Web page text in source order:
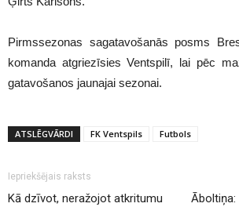
Pirmssezonas sagatavošanās posms
komanda atgriezīsies Ventspilī, lai pēc
gatavošanos jaunajai sezonai.
ATSLĒGVĀRDI FK Ventspils Futbols
Iepriekšējais raksts
Kā dzīvot, neražojot atkritumu